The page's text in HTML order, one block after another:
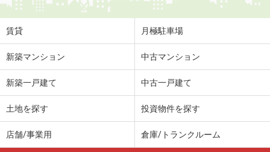
賃貸 月極駐車場
新築マンション 中古マンション
新築一戸建て 中古一戸建て
土地を探す 投資物件を探す
店舗/事業用 倉庫/トランクルーム